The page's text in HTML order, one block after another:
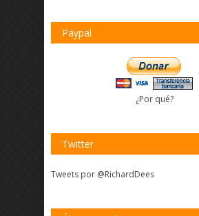
Paypal
¿Por qué?
Twitter
Tweets por @RichardDees